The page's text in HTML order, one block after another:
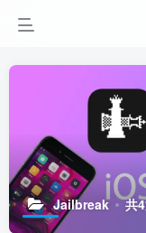
Jailbreak 共